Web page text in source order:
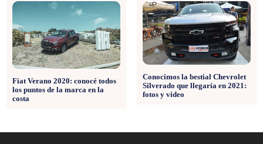
Fiat Verano 2020: conocé todos
los puntos de la marca en la
costa
Conocimos la bestial Chevrolet
Silverado que llegaría en 2021:
fotos y video